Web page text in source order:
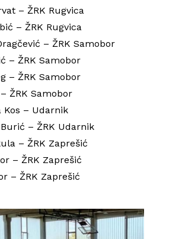
– ŽRK Rugvica
– ŽRK Rugvica
– ŽRK Samobor
– ŽRK Samobor
– ŽRK Samobor
ŽRK Samobor
Kos – Udarnik
– ŽRK Udarnik
– ŽRK Zaprešić
– ŽRK Zaprešić
– ŽRK Zaprešić